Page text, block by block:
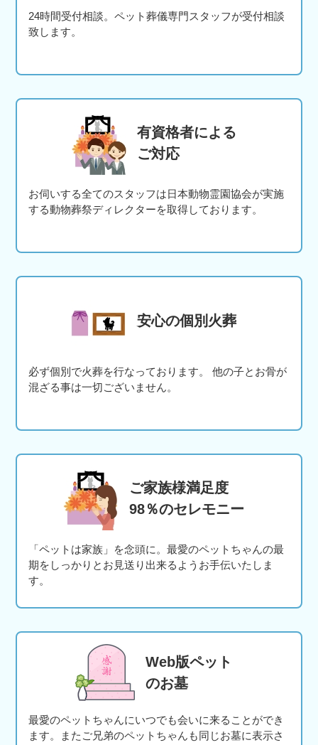
24時間受付相談。ペット葬儀専門スタッフが受付相談
致します。
有資格者による
ご対応
お伺いする全てのスタッフは日本動物霊園協会が実施
する動物葬祭ディレクターを取得しております。
安心の個別火葬
必ず個別で火葬を行なっております。 他の子とお骨が
混ざる事は一切ございません。
ご家族様満足度
98％のセレモニー
「ペットは家族」を念頭に。最愛のペットちゃんの最
期をしっかりとお見送り出来るようお手伝いたしま
す。
Web版ペット
のお墓
最愛のペットちゃんにいつでも会いに来ることができ
ます。またご兄弟のペットちゃんも同じお墓に表示さ